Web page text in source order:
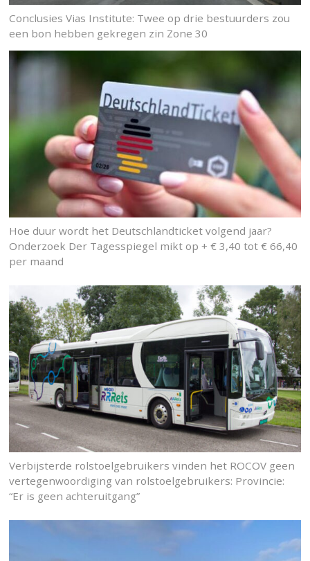
Conclusies Vias Institute: Twee op drie bestuurders zou
een bon hebben gekregen zin Zone 30
Hoe duur wordt het Deutschlandticket volgend jaar?
Onderzoek Der Tagesspiegel mikt op + € 3,40 tot € 66,40
per maand
Verbijsterde rolstoelgebruikers vinden het ROCOV geen
vertegenwoordiging van rolstoelgebruikers: Provincie:
“Er is geen achteruitgang”